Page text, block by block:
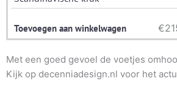
Toevoegen aan winkelwagen €
Met een goed gevoel de voetjes
Kijk op decenniadesign.nl voor het